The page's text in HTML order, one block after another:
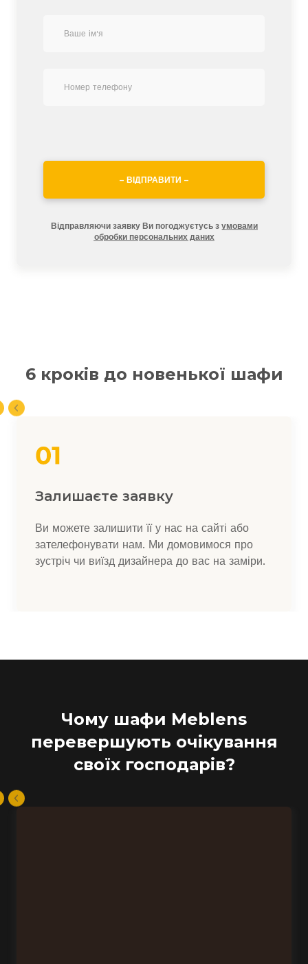
– ВІДПРАВИТИ –
Відправляючи заявку Ви погоджуєтусь з умовами
обробки персональних даних
6 кроків до новенької шафи
Залишаєте заявку
Ви можете залишити її у нас на сайті або
зателефонувати нам. Ми домовимося про
зустріч чи виїзд дизайнера до вас на заміри.
Чому шафи Meblens
перевершують очікування
своїх господарів?